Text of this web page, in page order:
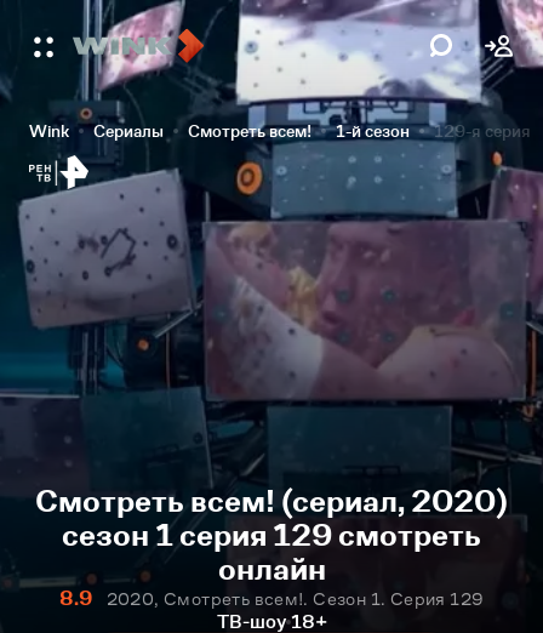
Wink Сериалы Смотреть всем! 1-й сезон 129-я серия
Смотреть всем! (сериал, 2020)
сезон 1 серия 129 смотреть
онлайн
8.9
2020, Смотреть всем!. Сезон 1. Серия 129
ТВ-шоу 18+